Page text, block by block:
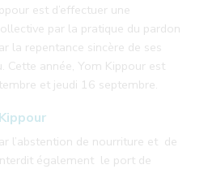
est d’effectuer une
par la pratique du pardon
la repentance sincère de ses
Cette année, Yom Kippour est
et jeudi 16 septembre.
l’abstention de nourriture et de
également le port de